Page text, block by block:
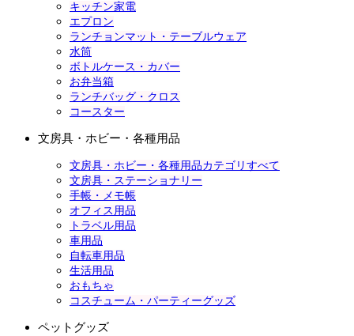
キッチン家電
エプロン
ランチョンマット・テーブルウェア
水筒
ボトルケース・カバー
お弁当箱
ランチバッグ・クロス
コースター
文房具・ホビー・各種用品
文房具・ホビー・各種用品カテゴリすべて
文房具・ステーショナリー
手帳・メモ帳
オフィス用品
トラベル用品
車用品
自転車用品
生活用品
おもちゃ
コスチューム・パーティーグッズ
ペットグッズ